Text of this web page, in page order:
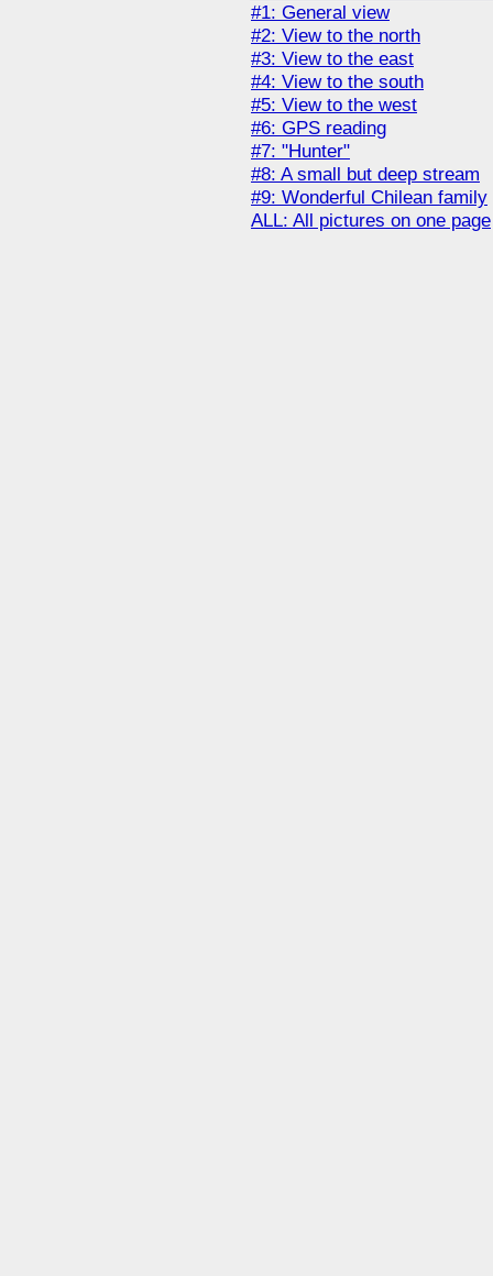
#1: General view
#2: View to the north
#3: View to the east
#4: View to the south
#5: View to the west
#6: GPS reading
#7: "Hunter"
#8: A small but deep stream
#9: Wonderful Chilean family
ALL: All pictures on one page